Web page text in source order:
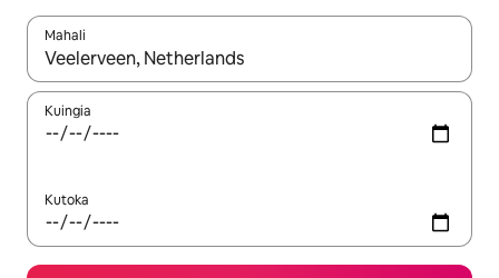
Mahali
Wakati matokeo yanapatikana, vinjari kwa kutumia vitufe vya
Kuingia
Kutoka